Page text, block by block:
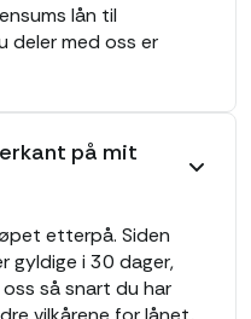
lån til
deler med oss ​​er
på mit
etterpå. Siden
gyldige i 30 dager,
så snart du har